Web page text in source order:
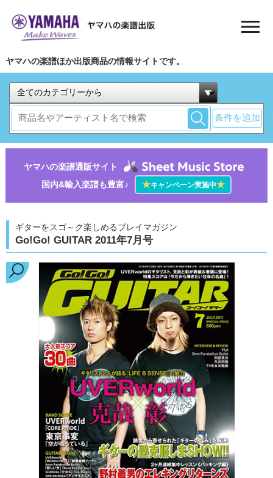
ヤマハの楽譜ほか出版商品の情報サイトです。
条件を追加
ヤマハの楽譜通販サイト
国内&輸入楽譜も豊富♪
★キャンペーン実施中★
ギターをスゴ～ク楽しめるプレイマガジン
Go!Go! GUITAR 2011年7月号